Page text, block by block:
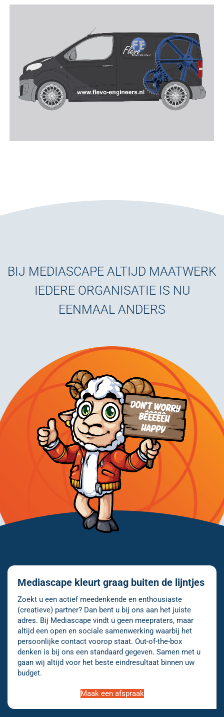
BIJ MEDIASCAPE ALTIJD MAATWERK
IEDERE ORGANISATIE IS NU
EENMAAL ANDERS
Mediascape kleurt graag buiten de lijntjes
Zoekt u een actief meedenkende en enthousiaste
(creatieve) partner? Dan bent u bij ons aan het juiste
adres. Bij Mediascape vindt u geen meepraters, maar
altijd een open en sociale samenwerking waarbij het
persoonlijke contact voorop staat. Out-of-the-box
denken is bij ons een standaard gegeven. Samen met u
gaan wij altijd voor het beste eindresultaat binnen uw
budget.
Maak een afspraak